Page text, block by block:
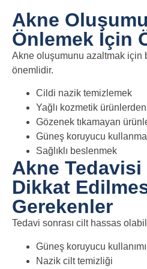
Akne
Önlemek İçin
Akne oluşumunu azaltmak için
önemlidir.
Cildi nazik temizlemek
Yağlı kozmetik
Gözenek tıkamayan
Güneş koruyucu
Sağlıklı beslenmek
Akne Tedavisi
Dikkat
Gerekenler
Tedavi sonrası cilt hassas
Güneş koruyucu kullanımı
Nazik cilt temizliği